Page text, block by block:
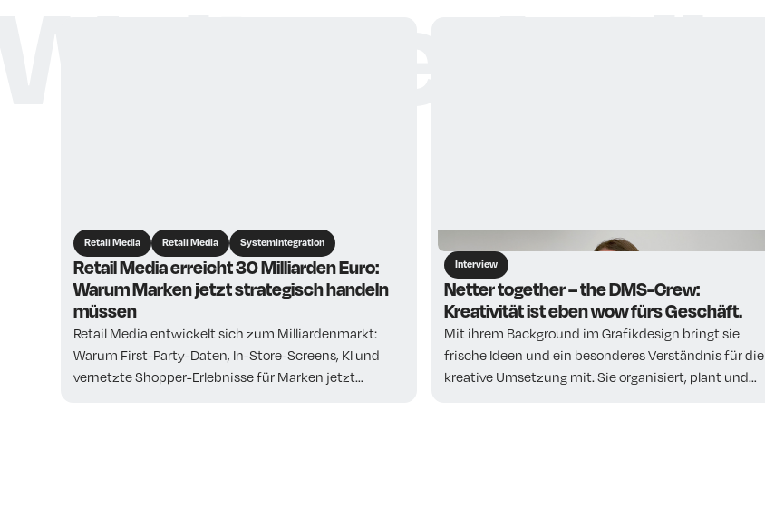
Retail Media Retail Media Systemintegration
Retail Media erreicht 30 Milliarden Euro:
Warum Marken jetzt strategisch handeln
müssen
Retail Media entwickelt sich zum Milliardenmarkt:
Warum First-Party-Daten, In-Store-Screens, KI und
vernetzte Shopper-Erlebnisse für Marken jetzt
Interview
Netter together – the DMS-Crew:
Kreativität ist eben wow fürs Geschäft.
Mit ihrem Background im Grafikdesign bringt sie
frische Ideen und ein besonderes Verständnis für die
kreative Umsetzung mit. Sie organisiert, plant und